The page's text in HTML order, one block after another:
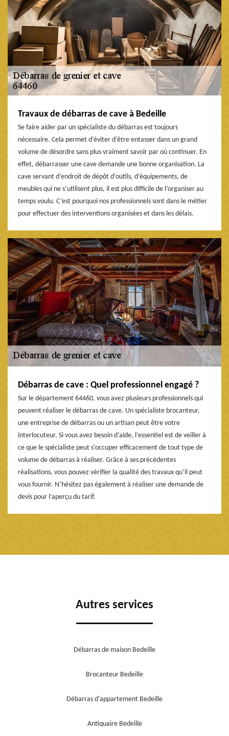
Travaux de débarras de cave à Bedeille
Se faire aider par un spécialiste du débarras est toujours
nécessaire. Cela permet d’éviter d’être entasser dans un grand
volume de désordre sans plus vraiment savoir par où continuer. En
effet, débarrasser une cave demande une bonne organisation. La
cave servant d’endroit de dépôt d’outils, d’équipements, de
meubles qui ne s’utilisent plus, il est plus difficile de l’organiser au
temps voulu. C’est pourquoi nos professionnels sont dans le métier
pour effectuer des interventions organisées et dans les délais.
Débarras de cave : Quel professionnel engagé ?
Sur le département 64460, vous avez plusieurs professionnels qui
peuvent réaliser le débarras de cave. Un spécialiste brocanteur,
une entreprise de débarras ou un artisan peut être votre
interlocuteur. Si vous avez besoin d’aide, l’essentiel est de veiller à
ce que le spécialiste peut s’occuper efficacement de tout type de
volume de débarras à réaliser. Grâce à ses précédentes
réalisations, vous pouvez vérifier la qualité des travaux qu’il peut
vous fournir. N’hésitez pas également à réaliser une demande de
devis pour l’aperçu du tarif.
Autres services
Débarras de maison Bedeille
Brocanteur Bedeille
Débarras d'appartement Bedeille
Antiquaire Bedeille